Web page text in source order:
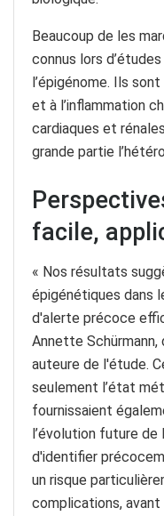
Beaucoup de les
connus lors
l’épigénome. Ils
et à l’inflammation
cardiaques et
grande partie
facile,
« Nos résultats
épigénétiques dans
d'alerte précoce
Annette
auteure de l'étude.
seulement l’état
fournissaient
l’évolution future
d'identifier
un risque
complications, avant